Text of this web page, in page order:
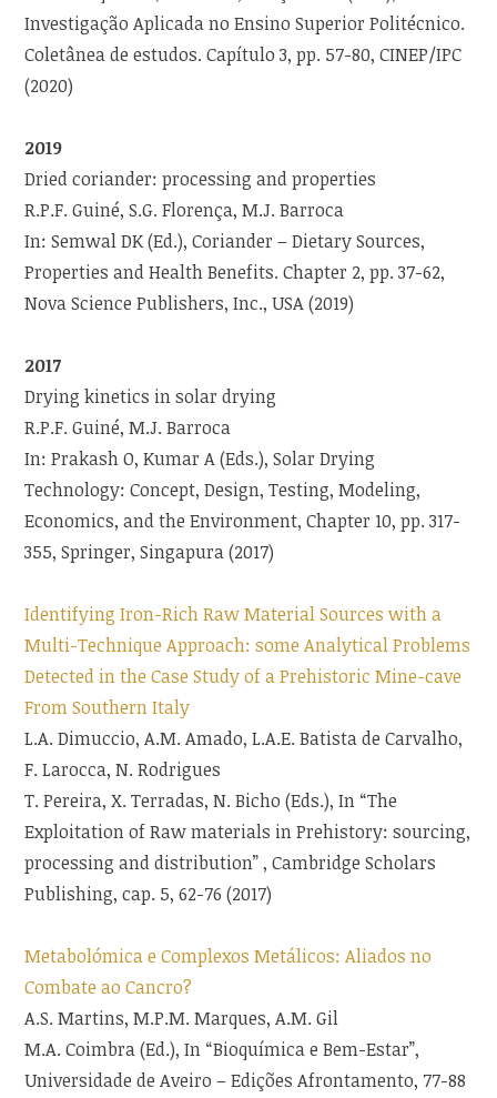
Investigação Aplicada no Ensino Superior Politécnico.
Coletânea de estudos. Capítulo 3, pp. 57-80, CINEP/IPC
(2020)
2019
Dried coriander: processing and properties
R.P.F. Guiné, S.G. Florença, M.J. Barroca
In: Semwal DK (Ed.), Coriander – Dietary Sources,
Properties and Health Benefits. Chapter 2, pp. 37-62,
Nova Science Publishers, Inc., USA (2019)
2017
Drying kinetics in solar drying
R.P.F. Guiné, M.J. Barroca
In: Prakash O, Kumar A (Eds.), Solar Drying
Technology: Concept, Design, Testing, Modeling,
Economics, and the Environment, Chapter 10, pp. 317-
355, Springer, Singapura (2017)
Identifying Iron-Rich Raw Material Sources with a
Multi-Technique Approach: some Analytical Problems
Detected in the Case Study of a Prehistoric Mine-cave
From Southern Italy
L.A. Dimuccio, A.M. Amado, L.A.E. Batista de Carvalho,
F. Larocca, N. Rodrigues
T. Pereira, X. Terradas, N. Bicho (Eds.), In “The
Exploitation of Raw materials in Prehistory: sourcing,
processing and distribution” , Cambridge Scholars
Publishing, cap. 5, 62-76 (2017)
Metabolómica e Complexos Metálicos: Aliados no
Combate ao Cancro?
A.S. Martins, M.P.M. Marques, A.M. Gil
M.A. Coimbra (Ed.), In “Bioquímica e Bem-Estar”,
Universidade de Aveiro – Edições Afrontamento, 77-88